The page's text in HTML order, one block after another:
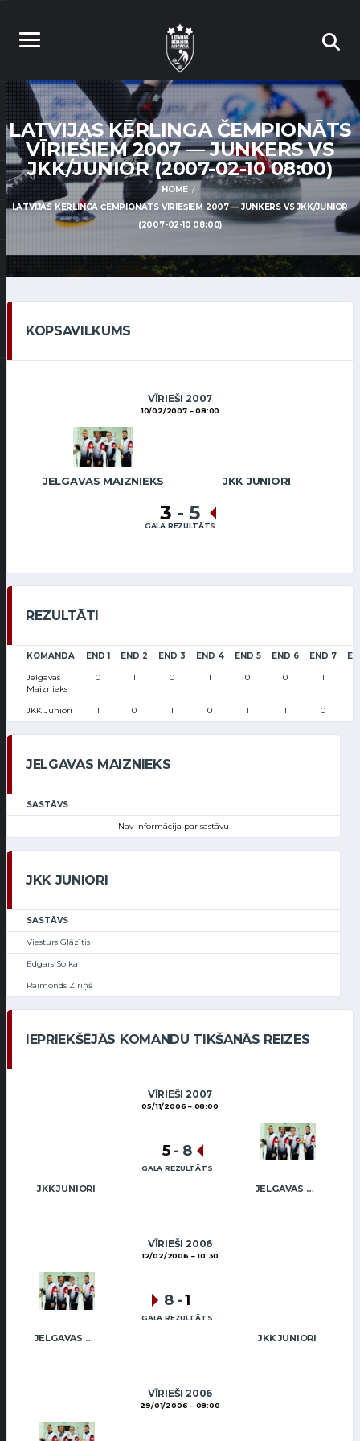
LATVIJAS KĒRLINGA ČEMPIONĀTS
VĪRIEŠIEM 2007 — JUNKERS VS
JKK/JUNIOR (2007-02-10 08:00)
HOME
LATVIJAS KĒRLINGA ČEMPIONĀTS VĪRIEŠIEM 2007 — JUNKERS VS JKK/JUNIOR
(2007-02-10 08:00)
KOPSAVILKUMS
VĪRIEŠI 2007
10/02/2007 08:00
JELGAVAS MAIZNIEKS JKK JUNIORI
3 - 5
GALA REZULTĀTS
REZULTĀTI
KOMANDA END 1 END 2 END 3 END 4 END 5 END 6 END 7
Jelgavas
Maiznieks
0 1 0 1 0 0 1
JKK Juniori 1 0 1 0 1 1 0
JELGAVAS MAIZNIEKS
SASTĀVS
Nav informācija par sastāvu
JKK JUNIORI
SASTĀVS
Viesturs Glāzītis
Edgars Soika
Raimonds Zīriņš
IEPRIEKŠĒJĀS KOMANDU TIKŠANĀS REIZES
VĪRIEŠI 2007
05/11/2006 08:00
JKK JUNIORI JELGAVAS MAIZNIEKS
5 - 8
GALA REZULTĀTS
VĪRIEŠI 2006
12/02/2006 10:30
JELGAVAS MAIZNIEKS JKK JUNIORI
8 -1
GALA REZULTĀTS
VĪRIEŠI 2006
29/01/2006 08:00